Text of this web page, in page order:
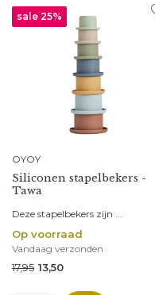
sale 25%
OYOY
Siliconen stapelbekers -
Tawa
Deze stapelbekers zijn ...
Op voorraad
Vandaag verzonden
17,95 13,50